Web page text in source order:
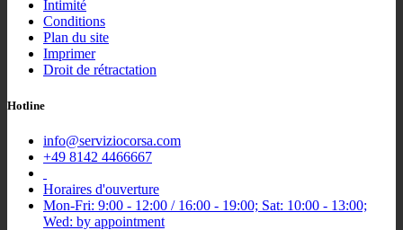
Intimité
Conditions
Plan du site
Imprimer
Droit de rétractation
Hotline
info@serviziocorsa.com
+49 8142 4466667
Horaires d'ouverture
Mon-Fri: 9:00 - 12:00 / 16:00 - 19:00; Sat: 10:00 - 13:00;
Wed: by appointment